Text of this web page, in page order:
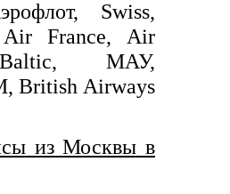
Swiss,
Air France, Air
МАУ,
British Airways
из Москвы в